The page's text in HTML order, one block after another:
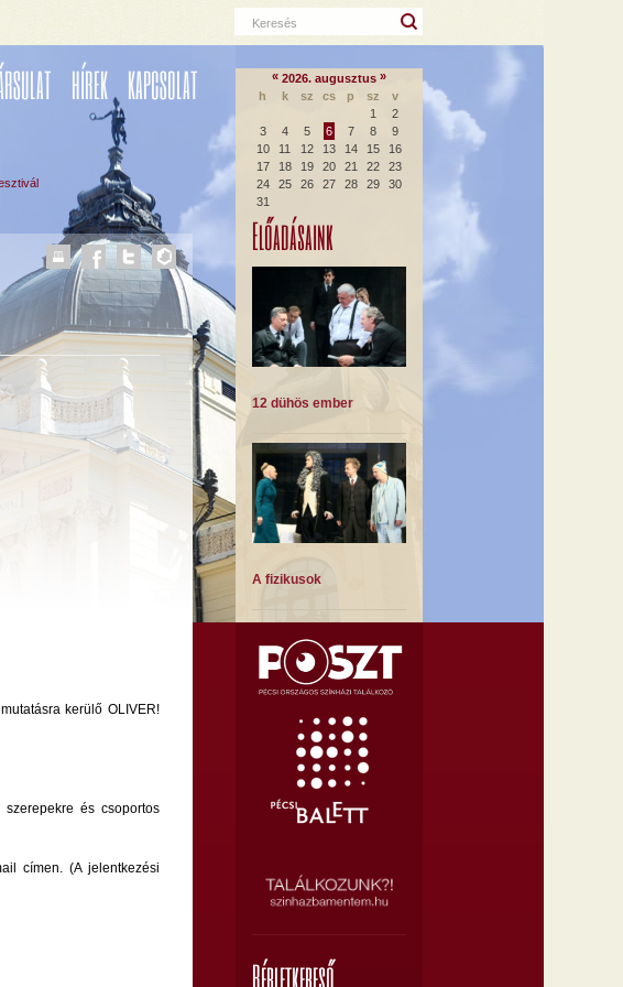
Keresés
HÍREK KAPCSOLAT
kerülő OLIVER!
és csoportos
címen. (A jelentkezési
« 2026. augusztus »
h
k sz cs p sz
v
1
2
3
4 5 6 7 8
9
10
11 12 13 14 15
16
17
18 19 20 21 22
23
24
25 26 27 28 29
30
31
Előadásaink
12 dühös ember
A fizikusok
A Montmartre-i ibolya
Bérletkereső